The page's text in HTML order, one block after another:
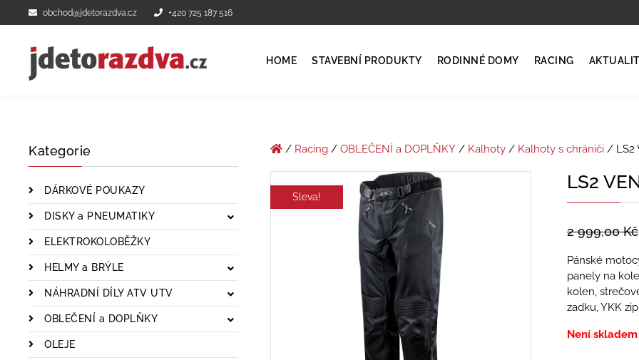
obchod@jdetorazdva.cz +420 725 187 516
HOME STAVEBNÍ PRODUKTY RODINNÉ DOMY RACING
Kategorie
DÁRKOVÉ POUKAZY
DISKY a PNEUMATIKY
ELEKTROKOLOBĚŽKY
HELMY a BRÝLE
NÁHRADNÍ DÍLY ATV UTV
OBLEČENÍ a DOPLŇKY
OLEJE
/ Racing/ OBLEČENÍ a DOPLŇKY/ Kalhoty/ Kalhoty s chrániči/ LS2
Sleva!
LS2
2 999,00Kč
Pánské
panely na
kolen,
zadku, YKK
Není skladem